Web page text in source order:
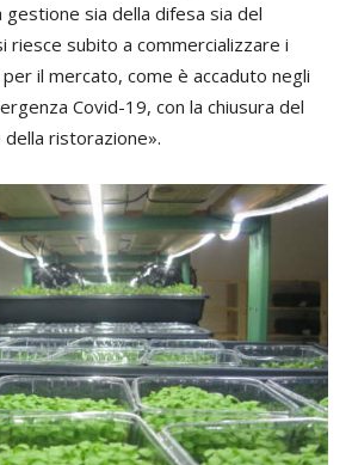
sia della difesa sia del
riesce subito a commercializzare i
il mercato, come è accaduto negli
Covid-19, con la chiusura del
della ristorazione».